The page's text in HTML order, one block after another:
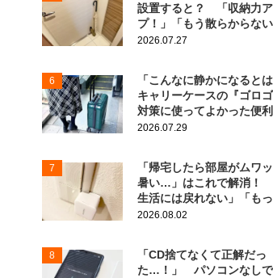
設置すると？ 「収納力
プ！」「もう散らからない
2026.07.27
6
「こんなに静かになると
キャリーケースの『ゴロゴ
対策に使ってよかった便
2026.07.29
7
「帰宅したら部屋がムワ
暑い…」はこれで解消！
生活には戻れない」「も
知りたかった」
2026.08.02
8
「CD捨てなくて正解だっ
た…！」 パソコンなし